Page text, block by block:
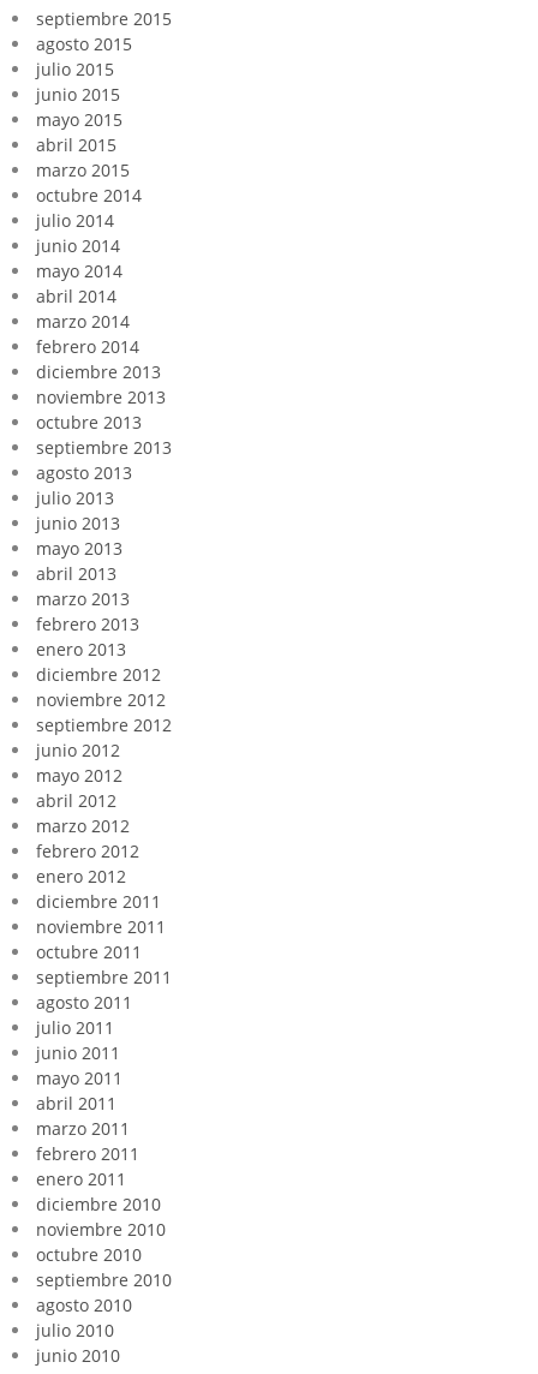
septiembre 2015
agosto 2015
julio 2015
junio 2015
mayo 2015
abril 2015
marzo 2015
octubre 2014
julio 2014
junio 2014
mayo 2014
abril 2014
marzo 2014
febrero 2014
diciembre 2013
noviembre 2013
octubre 2013
septiembre 2013
agosto 2013
julio 2013
junio 2013
mayo 2013
abril 2013
marzo 2013
febrero 2013
enero 2013
diciembre 2012
noviembre 2012
septiembre 2012
junio 2012
mayo 2012
abril 2012
marzo 2012
febrero 2012
enero 2012
diciembre 2011
noviembre 2011
octubre 2011
septiembre 2011
agosto 2011
julio 2011
junio 2011
mayo 2011
abril 2011
marzo 2011
febrero 2011
enero 2011
diciembre 2010
noviembre 2010
octubre 2010
septiembre 2010
agosto 2010
julio 2010
junio 2010